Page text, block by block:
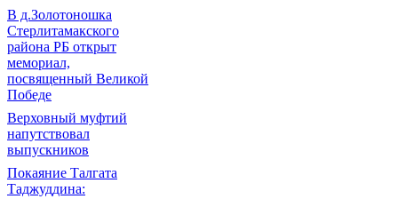
В д.Золотоношка
Стерлитамакского
района РБ открыт
мемориал,
посвященный Великой
Победе
Верховный муфтий
напутствовал
выпускников
Покаяние Талгата
Таджуддина: